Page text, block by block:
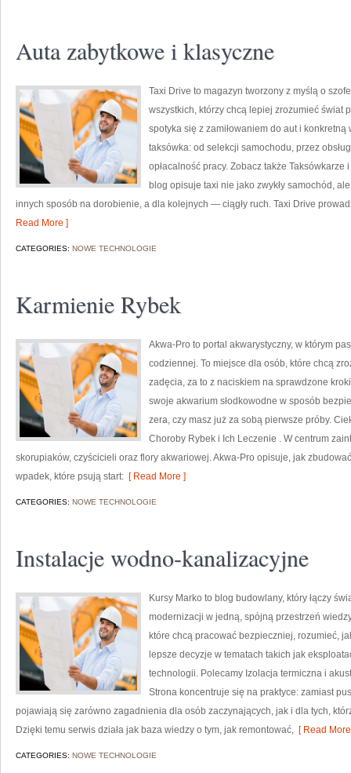
Auta zabytkowe i klasyczne
Taxi Drive to magazyn tworzony z myślą o
wszystkich, którzy chcą lepiej zrozumieć świat
spotyka się z zamiłowaniem do aut i
taksówka: od selekcji samochodu, przez
opłacalność pracy. Zobacz także
blog opisuje taxi nie jako zwykły samochód,
innych sposób na dorobienie, a dla kolejnych — ciągły ruch. Taxi Drive
Read More ]
CATEGORIES: NOWE TECHNOLOGIE
Karmienie Rybek
Akwa-Pro to portal akwarystyczny, w którym
codziennej. To miejsce dla osób, które chcą
zadęcia, za to z naciskiem na sprawdzone
swoje akwarium słodkowodne w sposób
zera, czy masz już za sobą pierwsze próby.
Choroby Rybek i Ich Leczenie . W centrum
skorupiaków, czyścicieli oraz flory akwariowej. Akwa-Pro opisuje, jak
wpadek, które psują start: [ Read More ]
CATEGORIES: NOWE TECHNOLOGIE
Instalacje wodno-kanalizacyjne
Kursy Marko to blog budowlany, który łączy
modernizacji w jedną, spójną przestrzeń
które chcą pracować bezpieczniej, rozumieć,
lepsze decyzje w tematach takich jak
technologii. Polecamy Izolacja termiczna i
Strona koncentruje się na praktyce: zamiast
pojawiają się zarówno zagadnienia dla osób zaczynających, jak i dla tych,
Dzięki temu serwis działa jak baza wiedzy o tym, jak remontować, [ Read
CATEGORIES: NOWE TECHNOLOGIE